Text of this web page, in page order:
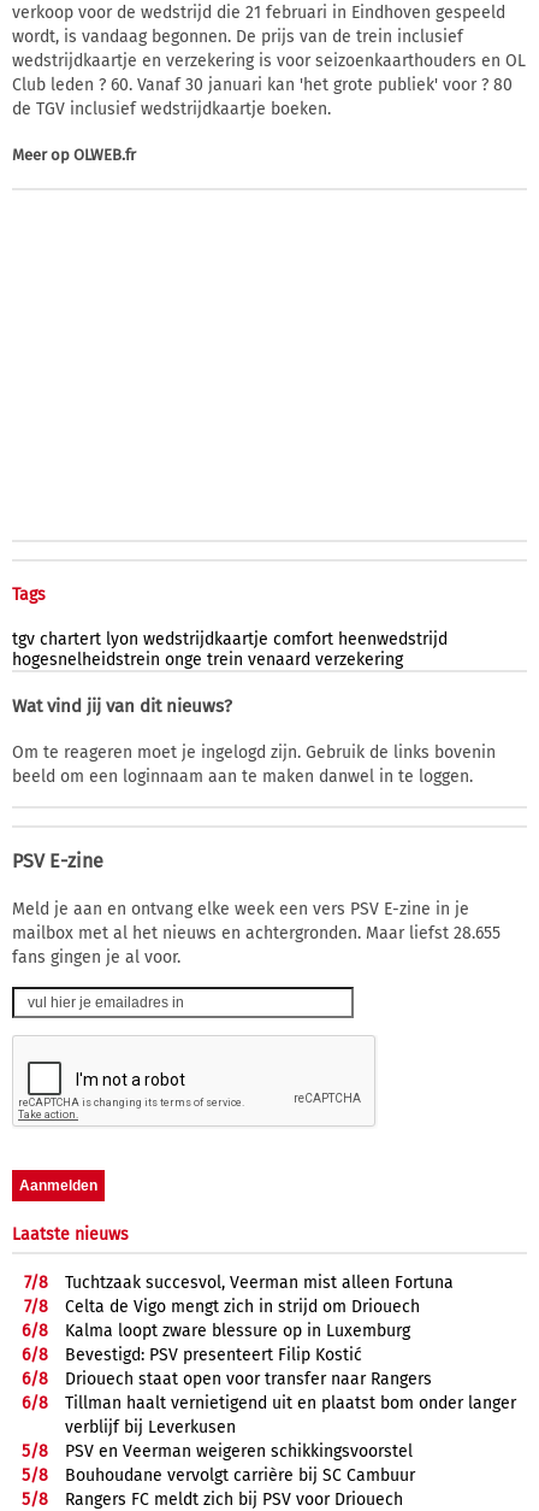
verkoop voor de wedstrijd die 21 februari in Eindhoven gespeeld
wordt, is vandaag begonnen. De prijs van de trein inclusief
wedstrijdkaartje en verzekering is voor seizoenkaarthouders en OL
Club leden ? 60. Vanaf 30 januari kan 'het grote publiek' voor ? 80
de TGV inclusief wedstrijdkaartje boeken.
Meer op OLWEB.fr
Tags
tgv chartert lyon wedstrijdkaartje comfort heenwedstrijd
hogesnelheidstrein onge trein venaard verzekering
Wat vind jij van dit nieuws?
Om te reageren moet je ingelogd zijn. Gebruik de links bovenin
beeld om een loginnaam aan te maken danwel in te loggen.
PSV E-zine
Meld je aan en ontvang elke week een vers PSV E-zine in je
mailbox met al het nieuws en achtergronden. Maar liefst 28.655
fans gingen je al voor.
Laatste nieuws
7/8
Tuchtzaak succesvol, Veerman mist alleen Fortuna
7/8
Celta de Vigo mengt zich in strijd om Driouech
6/8
Kalma loopt zware blessure op in Luxemburg
6/8
Bevestigd: PSV presenteert Filip Kostić
6/8
Driouech staat open voor transfer naar Rangers
6/8
Tillman haalt vernietigend uit en plaatst bom onder langer
verblijf bij Leverkusen
5/8
PSV en Veerman weigeren schikkingsvoorstel
5/8
Bouhoudane vervolgt carrière bij SC Cambuur
5/8
Rangers FC meldt zich bij PSV voor Driouech